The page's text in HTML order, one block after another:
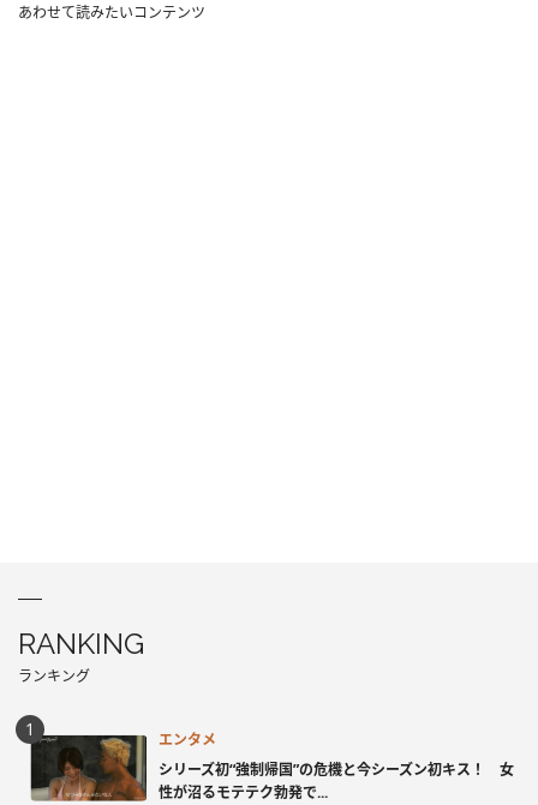
あわせて読みたいコンテンツ
RANKING
ランキング
エンタメ
シリーズ初“強制帰国”の危機と今シーズン初キス！ 女
性が沼るモテテク勃発で...